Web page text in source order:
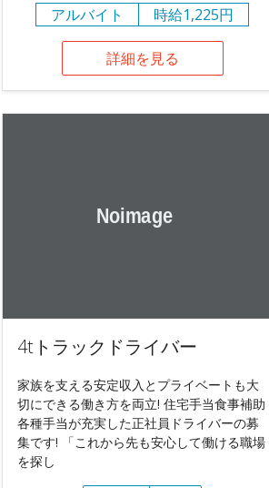
アルバイト
時給1,225円
詳細を見る
4tトラックドライバー
家族を支える安定収入とプライベートも大
切にできる働き方を両立! 住宅手当食事補助
各種手当が充実した正社員ドライバーの募
集です! 「これから先も安心して働ける職場
を探し